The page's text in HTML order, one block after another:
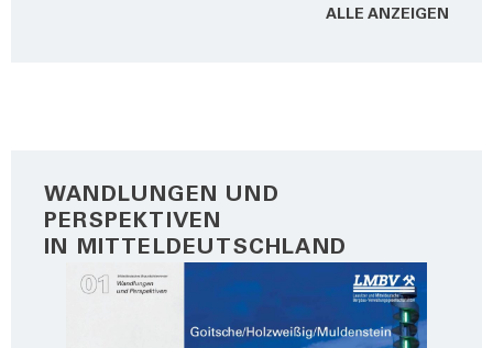
ALLE ANZEI­GEN
WANDLUNGEN UND
PERSPEKTIVEN
IN MITTELDEUTSCHLAND